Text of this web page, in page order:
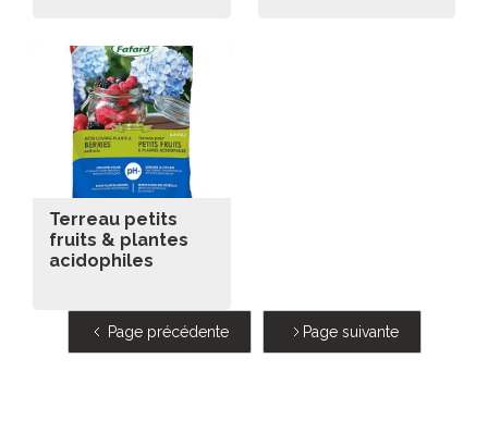
Terreau petits
fruits & plantes
acidophiles
Page précédente Page suivante